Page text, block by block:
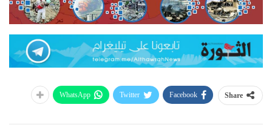
Share
Facebook
Twitter
WhatsApp